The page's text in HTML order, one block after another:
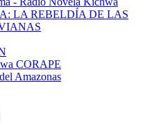
LA REBELDÍA DE LAS
CORAPE
Amazonas